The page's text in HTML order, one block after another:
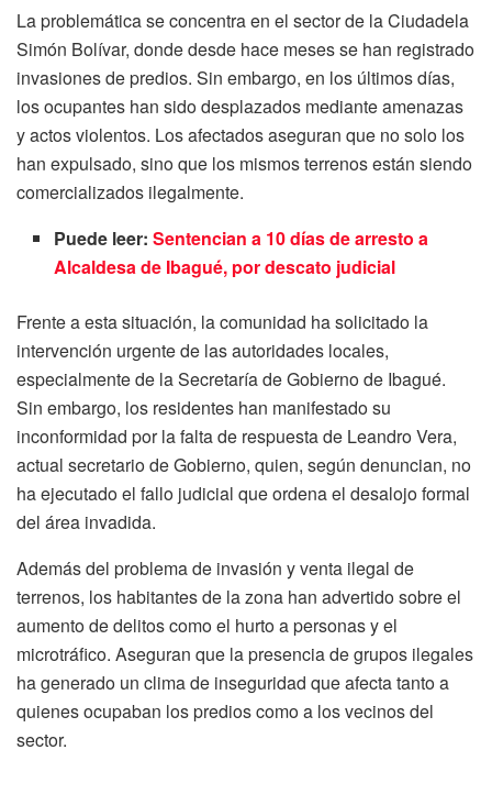
La problemática se concentra en el sector de la Ciudadela
Simón Bolívar, donde desde hace meses se han registrado
invasiones de predios. Sin embargo, en los últimos días,
los ocupantes han sido desplazados mediante amenazas
y actos violentos. Los afectados aseguran que no solo los
han expulsado, sino que los mismos terrenos están siendo
comercializados ilegalmente.
Puede leer:Sentencian a 10 días de arresto a
Alcaldesa de Ibagué, por descato judicial
Frente a esta situación, la comunidad ha solicitado la
intervención urgente de las autoridades locales,
especialmente de la Secretaría de Gobierno de Ibagué.
Sin embargo, los residentes han manifestado su
inconformidad por la falta de respuesta de Leandro Vera,
actual secretario de Gobierno, quien, según denuncian, no
ha ejecutado el fallo judicial que ordena el desalojo formal
del área invadida.
Además del problema de invasión y venta ilegal de
terrenos, los habitantes de la zona han advertido sobre el
aumento de delitos como el hurto a personas y el
microtráfico. Aseguran que la presencia de grupos ilegales
ha generado un clima de inseguridad que afecta tanto a
quienes ocupaban los predios como a los vecinos del
sector.